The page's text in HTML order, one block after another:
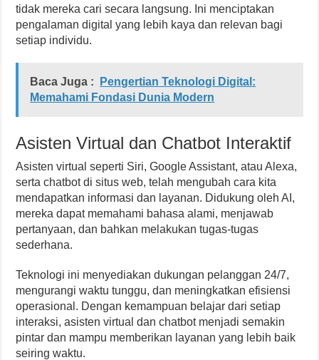
tidak mereka cari secara langsung. Ini menciptakan
pengalaman digital yang lebih kaya dan relevan bagi
setiap individu.
Baca Juga :
Pengertian Teknologi Digital:
Memahami Fondasi Dunia Modern
Asisten Virtual dan Chatbot Interaktif
Asisten virtual seperti Siri, Google Assistant, atau Alexa,
serta chatbot di situs web, telah mengubah cara kita
mendapatkan informasi dan layanan. Didukung oleh AI,
mereka dapat memahami bahasa alami, menjawab
pertanyaan, dan bahkan melakukan tugas-tugas
sederhana.
Teknologi ini menyediakan dukungan pelanggan 24/7,
mengurangi waktu tunggu, dan meningkatkan efisiensi
operasional. Dengan kemampuan belajar dari setiap
interaksi, asisten virtual dan chatbot menjadi semakin
pintar dan mampu memberikan layanan yang lebih baik
seiring waktu.